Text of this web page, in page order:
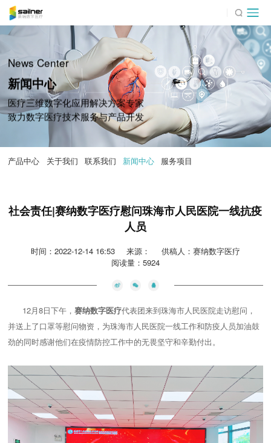
News Center
新闻中心
医疗三维数字化应用解决方案专家
致力数字医疗技术服务与产品开发
产品中心 关于我们 联系我们 新闻中心 服务项目
社会责任|赛纳数字医疗慰问珠海市人民医院一线抗疫
人员
时间：2022-12-14 16:53 来源：
供稿人：赛纳数字医疗
阅读量：5924
12月8日下午，赛纳数字医疗代表团来到珠海市人民医院走访慰问，
并送上了口罩等慰问物资，为珠海市人民医院一线工作和防疫人员加油鼓
劲的同时感谢他们在疫情防控工作中的无畏坚守和辛勤付出。